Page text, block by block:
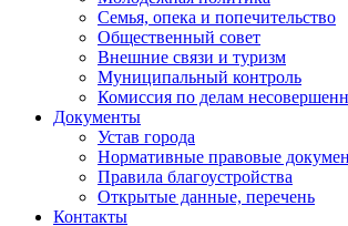
Семья, опека и попечительство
Общественный совет
Внешние связи и туризм
Муниципальный контроль
Комиссия по делам
Документы
Устав города
Нормативные правовые
Правила благоустройства
Открытые данные, перечень
Контакты